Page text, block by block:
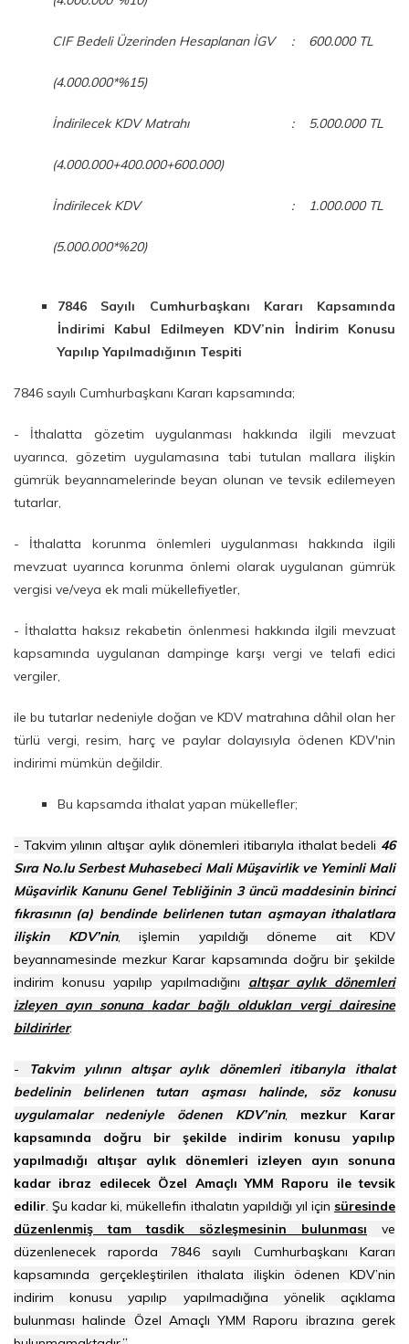
CIF Bedeli Üzerinden Hesaplanan İGV : 600.000 TL
(4.000.000*%15)
İndirilecek KDV Matrahı : 5.000.000 TL
(4.000.000+400.000+600.000)
İndirilecek KDV : 1.000.000 TL
(5.000.000*%20)
7846 Sayılı Cumhurbaşkanı Kararı Kapsamında
İndirimi Kabul Edilmeyen KDV’nin İndirim Konusu
Yapılıp Yapılmadığının Tespiti
7846 sayılı Cumhurbaşkanı Kararı kapsamında;
- İthalatta gözetim uygulanması hakkında ilgili mevzuat
uyarınca, gözetim uygulamasına tabi tutulan mallara ilişkin
gümrük beyannamelerinde beyan olunan ve tevsik edilemeyen
tutarlar,
- İthalatta korunma önlemleri uygulanması hakkında ilgili
mevzuat uyarınca korunma önlemi olarak uygulanan gümrük
vergisi ve/veya ek mali mükellefiyetler,
- İthalatta haksız rekabetin önlenmesi hakkında ilgili mevzuat
kapsamında uygulanan dampinge karşı vergi ve telafi edici
vergiler,
ile bu tutarlar nedeniyle doğan ve KDV matrahına dâhil olan her
türlü vergi, resim, harç ve paylar dolayısıyla ödenen KDV'nin
indirimi mümkün değildir.
Bu kapsamda ithalat yapan mükellefler;
- Takvim yılının altışar aylık dönemleri itibarıyla ithalat bedeli 46
Sıra No.lu Serbest Muhasebeci Mali Müşavirlik ve Yeminli Mali
Müşavirlik Kanunu Genel Tebliğinin 3 üncü maddesinin birinci
fıkrasının (a) bendinde belirlenen tutarı aşmayan ithalatlara
ilişkin KDV’nin, işlemin yapıldığı döneme ait KDV
beyannamesinde mezkur Karar kapsamında doğru bir şekilde
indirim konusu yapılıp yapılmadığını altışar aylık dönemleri
izleyen ayın sonuna kadar bağlı oldukları vergi dairesine
bildirirler.
-
Takvim yılının altışar aylık dönemleri itibarıyla ithalat
bedelinin belirlenen tutarı aşması halinde, söz konusu
uygulamalar nedeniyle ödenen KDV’nin, mezkur Karar
kapsamında doğru bir şekilde indirim konusu yapılıp
yapılmadığı altışar aylık dönemleri izleyen ayın sonuna
kadar ibraz edilecek Özel Amaçlı YMM Raporu ile tevsik
edilir. Şu kadar ki, mükellefin ithalatın yapıldığı yıl için süresinde
düzenlenmiş tam tasdik sözleşmesinin bulunması ve
düzenlenecek raporda 7846 sayılı Cumhurbaşkanı Kararı
kapsamında gerçekleştirilen ithalata ilişkin ödenen KDV’nin
indirim konusu yapılıp yapılmadığına yönelik açıklama
bulunması halinde Özel Amaçlı YMM Raporu ibrazına gerek